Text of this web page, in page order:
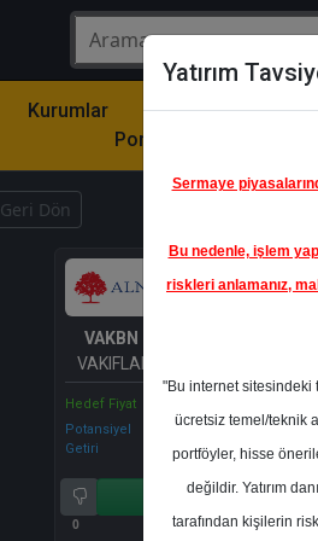
Kurumlar
Model
Portföy
Hisse
Geri Dön
VAKBN
VAKIFLAR BANKASI
T.A.O.
Hedef Fiyat
Potansiyel
Getiri
%0.00
0 1
Yatırım
Sermaye
Bu nedenle, işlem
riskleri anlamanız,
"Bu internet sitesindeki
ücretsiz temel/teknik
portföyler, hisse
değildir. Yatırım
tarafından kişilerin